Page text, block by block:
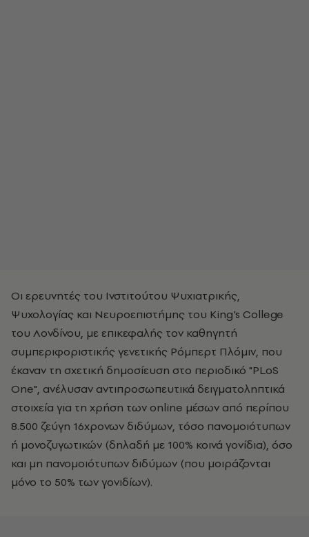
Οι ερευνητές του Ινστιτούτου Ψυχιατρικής,
Ψυχολογίας και Νευροεπιστήμης του King's College
του Λονδίνου, με επικεφαλής τον καθηγητή
συμπεριφοριστικής γενετικής Ρόμπερτ Πλόμιν, που
έκαναν τη σχετική δημοσίευση στο περιοδικό "PLoS
One", ανέλυσαν αντιπροσωπευτικά δειγματοληπτικά
στοιχεία για τη χρήση των online μέσων από περίπου
8.500 ζεύγη 16χρονων διδύμων, τόσο πανομοιότυπων
ή μονοζυγωτικών (δηλαδή με 100% κοινά γονίδια), όσο
και μη πανομοιότυπων διδύμων (που μοιράζονται
μόνο το 50% των γονιδίων).